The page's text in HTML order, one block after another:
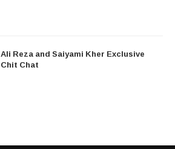
Ali Reza and Saiyami Kher Exclusive
Chit Chat